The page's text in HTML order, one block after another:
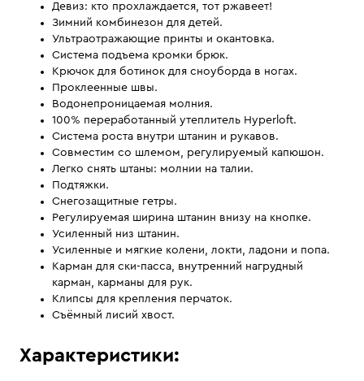
Девиз: кто прохлаждается, тот ржавеет!
Зимний комбинезон для детей.
Ультраотражающие принты и окантовка.
Система подъема кромки брюк.
Крючок для ботинок для сноуборда в ногах.
Проклеенные швы.
Водонепроницаемая молния.
100% переработанный утеплитель Hyperloft.
Система роста внутри штанин и рукавов.
Совместим со шлемом, регулируемый капюшон.
Легко снять штаны: молнии на талии.
Подтяжки.
Снегозащитные гетры.
Регулируемая ширина штанин внизу на кнопке.
Усиленный низ штанин.
Усиленные и мягкие колени, локти, ладони и попа.
Карман для ски-пасса, внутренний нагрудный
карман, карманы для рук.
Клипсы для крепления перчаток.
Съёмный лисий хвост.
Характеристики: